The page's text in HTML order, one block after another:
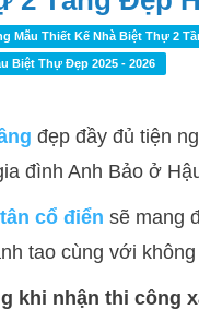
Mẫu Thiết Kế Nhà Biệt Thự 2
Biệt Thự Đẹp 2025 - 2026
đẹp đầy đủ tiện
đình Anh Bảo ở
cổ điển sẽ mang
tao cùng với
khi nhận thi công